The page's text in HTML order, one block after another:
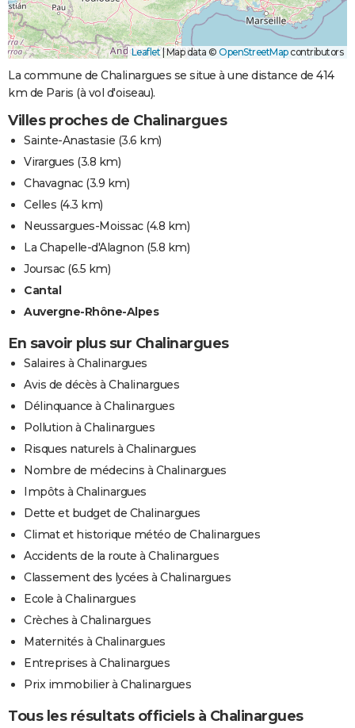
Leaflet |Map data © OpenStreetMapcontributors
La commune de Chalinargues se situe à une distance de 414
km de Paris (à vol d'oiseau).
Villes proches de Chalinargues
Sainte-Anastasie (3.6 km)
Virargues (3.8 km)
Chavagnac(3.9 km)
Celles (4.3 km)
Neussargues-Moissac(4.8 km)
La Chapelle-d'Alagnon (5.8 km)
Joursac(6.5 km)
Cantal
Auvergne-Rhône-Alpes
En savoir plus sur Chalinargues
Salaires à Chalinargues
Avis de décès à Chalinargues
Délinquance à Chalinargues
Pollution à Chalinargues
Risques naturels à Chalinargues
Nombre de médecins à Chalinargues
Impôts à Chalinargues
Dette et budget de Chalinargues
Climat et historique météo de Chalinargues
Accidents de la route à Chalinargues
Classement des lycées à Chalinargues
Ecole à Chalinargues
Crèches à Chalinargues
Maternités à Chalinargues
Entreprises à Chalinargues
Prix immobilier à Chalinargues
Tous les résultats officiels à Chalinargues